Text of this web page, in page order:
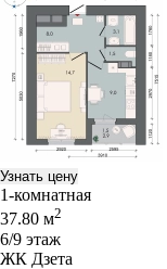
Узнать цену
1-комнатная
37.80 м2
6/9 этаж
ЖК Дзета